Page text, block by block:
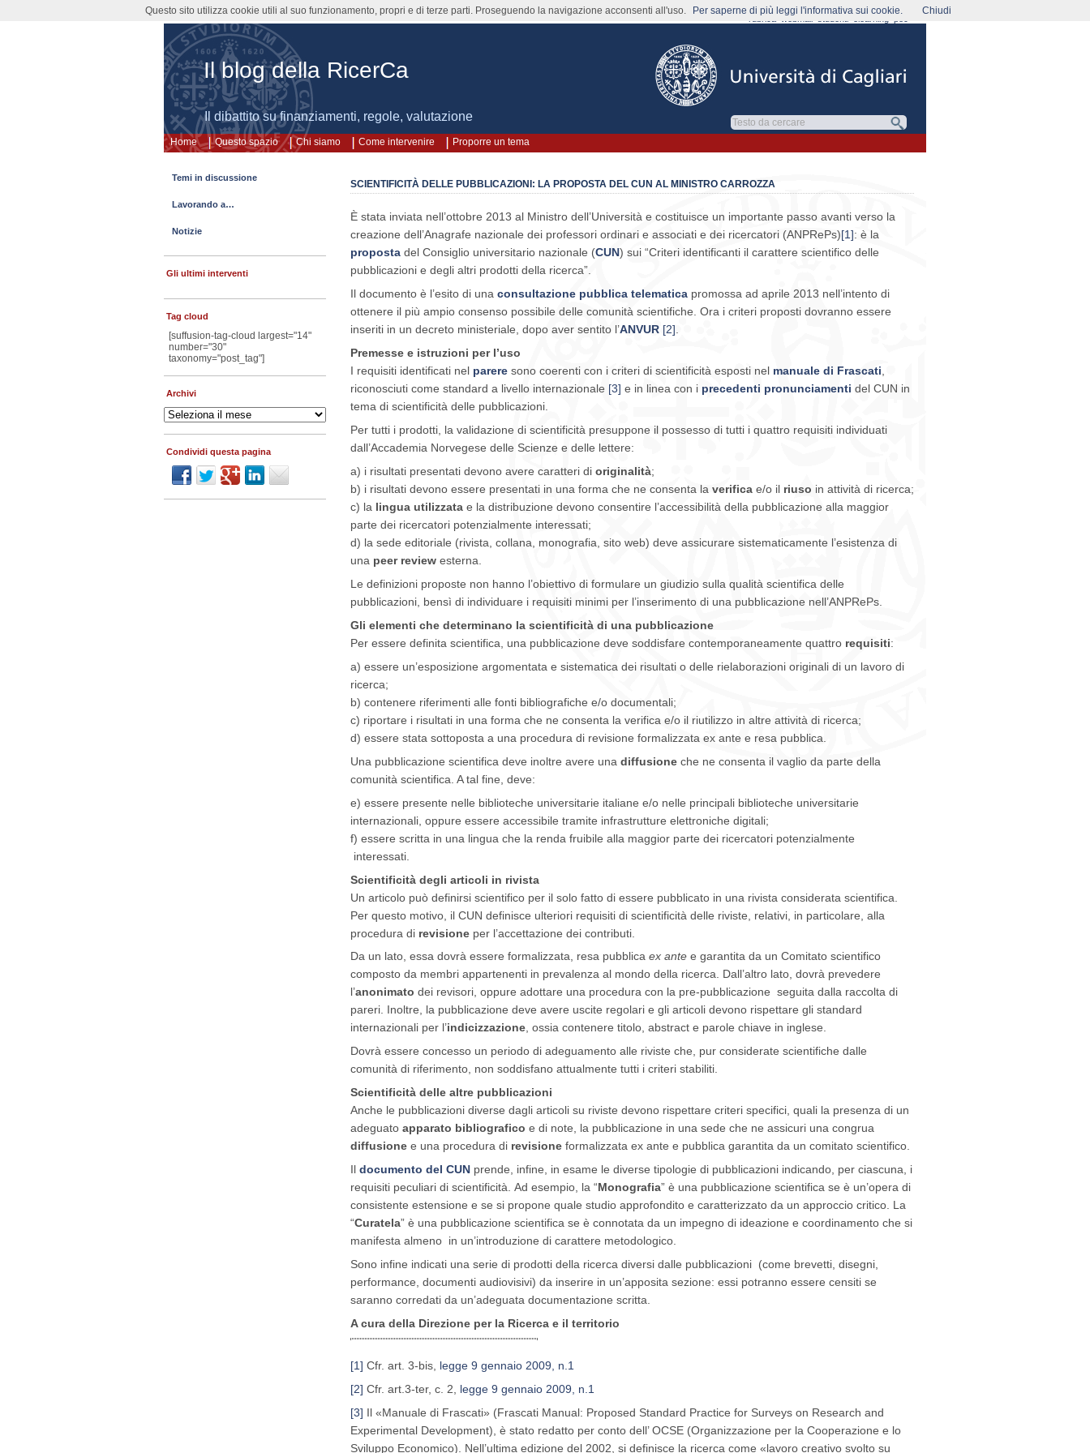
Il blog della RicerCa
Il dibattito su finanziamenti, regole, valutazione
Home
rubrica webmail
Questo spazio Chi siamo Come intervenire Proporre un tema
SCIENTIFICITÀ DELLE PUBBLICAZIONI: LA PROPOSTA DEL CUN AL MINISTRO CARROZZA
È stata inviata nell’ottobre 2013 al Ministro dell’Università e costituisce un importante passo avanti verso la
creazione dell’Anagrafe nazionale dei professori ordinari e associati e dei ricercatori (ANPRePs)[1]: è la
proposta del Consiglio universitario nazionale (CUN) sui “Criteri identificanti il carattere scientifico delle
pubblicazioni e degli altri prodotti della ricerca”.
Il documento è l’esito di una consultazione pubblica telematica promossa ad aprile 2013 nell’intento di
ottenere il più ampio consenso possibile delle comunità scientifiche. Ora i criteri proposti dovranno essere
inseriti in un decreto ministeriale, dopo aver sentito l’ANVUR [2]
Premesse e istruzioni per l’uso
I requisiti identificati nel parere sono coerenti con i criteri di scientificità esposti nel manuale di Frascati
riconosciuti come standard a livello internazionale [3] e in linea con i precedenti pronunciamenti del CUN in
tema di scientificità delle pubblicazioni.
Per tutti i prodotti, la validazione di scientificità presuppone il possesso di tutti i quattro requisiti individuati
dall’Accademia Norvegese delle Scienze e delle lettere:
a) i risultati presentati devono avere caratteri di originalità;
b) i risultati devono essere presentati in una forma che ne consenta la verifica e/o il riuso in attività di ricerca;
c) la lingua utilizzata e la distribuzione devono consentire l’accessibilità della pubblicazione alla maggior
parte dei ricercatori potenzialmente interessati;
d) la sede editoriale (rivista, collana, monografia, sito web) deve assicurare sistematicamente l’esistenza di
una peer review esterna.
Le definizioni proposte non hanno l’obiettivo di formulare un giudizio sulla qualità scientifica delle
pubblicazioni, bensì di individuare i requisiti minimi per l’inserimento di una pubblicazione nell’ANPRePs.
Gli elementi che determinano la scientificità di una pubblicazione
Per essere definita scientifica, una pubblicazione deve soddisfare contemporaneamente quattro requisiti:
a) essere un’esposizione argomentata e sistematica dei risultati o delle rielaborazioni originali di un lavoro di
ricerca;
b) contenere riferimenti alle fonti bibliografiche e/o documentali;
c) riportare i risultati in una forma che ne consenta la verifica e/o il riutilizzo in altre attività di ricerca;
d) essere stata sottoposta a una procedura di revisione formalizzata ex ante e resa pubblica.
Una pubblicazione scientifica deve inoltre avere una diffusione che ne consenta il vaglio da parte della
comunità scientifica. A tal fine, deve:
e) essere presente nelle biblioteche universitarie italiane e/o nelle principali biblioteche universitarie
internazionali, oppure essere accessibile tramite infrastrutture elettroniche digitali;
f) essere scritta in una lingua che la renda fruibile alla maggior parte dei ricercatori potenzialmente
interessati.
Scientificità degli articoli in rivista
Un articolo può definirsi scientifico per il solo fatto di essere pubblicato in una rivista considerata scientifica.
Per questo motivo, il CUN definisce ulteriori requisiti di scientificità delle riviste, relativi, in particolare, alla
procedura di revisione per l’accettazione dei contributi.
Da un lato, essa dovrà essere formalizzata, resa pubblica ex ante e garantita da un Comitato scientifico
composto da membri appartenenti in prevalenza al mondo della ricerca. Dall’altro lato, dovrà prevedere
l’anonimato dei revisori, oppure adottare una procedura con la pre-pubblicazione seguita dalla raccolta di
pareri. Inoltre, la pubblicazione deve avere uscite regolari e gli articoli devono rispettare gli standard
internazionali per l’indicizzazione, ossia contenere titolo, abstract e parole chiave in inglese.
Dovrà essere concesso un periodo di adeguamento alle riviste che, pur considerate scientifiche dalle
comunità di riferimento, non soddisfano attualmente tutti i criteri stabiliti.
Scientificità delle altre pubblicazioni
Anche le pubblicazioni diverse dagli articoli su riviste devono rispettare criteri specifici, quali la presenza di un
adeguato apparato bibliografico e di note, la pubblicazione in una sede che ne assicuri una congrua
diffusione e una procedura di revisione formalizzata ex ante e pubblica garantita da un comitato scientifico.
Il documento del CUN prende, infine, in esame le diverse tipologie di pubblicazioni indicando, per ciascuna, i
requisiti peculiari di scientificità. Ad esempio, la “Monografia” è una pubblicazione scientifica se è un’opera di
consistente estensione e se si propone quale studio approfondito e caratterizzato da un approccio critico. La
“Curatela” è una pubblicazione scientifica se è connotata da un impegno di ideazione e coordinamento che si
manifesta almeno in un’introduzione di carattere metodologico.
Sono infine indicati una serie di prodotti della ricerca diversi dalle pubblicazioni (come brevetti, disegni,
performance, documenti audiovisivi) da inserire in un’apposita sezione: essi potranno essere censiti se
saranno corredati da un’adeguata documentazione scritta.
A cura della Direzione per la Ricerca e il territorio
[1] Cfr. art. 3-bis, legge 9 gennaio 2009, n.1
[2] Cfr. art.3-ter, c. 2, legge 9 gennaio 2009, n.1
[3] Il «Manuale di Frascati» (Frascati Manual: Proposed Standard Practice for Surveys on Research and
Experimental Development), è stato redatto per conto dell’ OCSE (Organizzazione per la Cooperazione e lo
Sviluppo Economico). Nell’ultima edizione del 2002, si definisce la ricerca come «lavoro creativo svolto su
Temi in discussione
Lavorando a…
Notizie
Gli ultimi interventi
Tag cloud
[suffusion-tag-cloud largest="14"
number="30"
taxonomy="post_tag"]
Archivi
Archivi
Condividi questa pagina
Questo sito utilizza cookie utili al suo funzionamento, propri e di terze parti. Proseguendo la navigazione acconsenti all'uso. Per saperne di più leggi l'informativa sui cookie. Chiudi